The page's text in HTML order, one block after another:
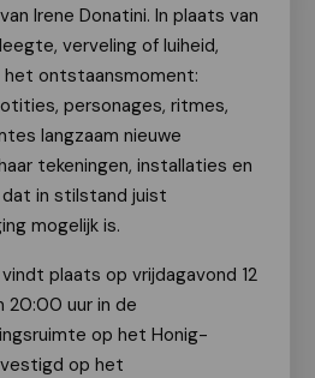
Irene Donatini. In plaats van
verveling of luiheid,
ontstaansmoment:
personages, ritmes,
langzaam nieuwe
tekeningen, installaties en
in stilstand juist
mogelijk is.
plaats op vrijdagavond 12
20:00 uur in de
op het Honig-
op het